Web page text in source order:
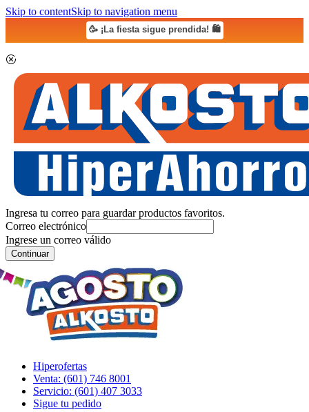
Skip to contentSkip to navigation menu
🥳 ¡La fiesta sigue prendida! 🛍️
Ingresa tu correo para guardar productos favoritos.
Correo electrónico
Ingrese un correo válido
Continuar
Hiperofertas
Venta: (601) 746 8001
Servicio: (601) 407 3033
Sigue tu pedido